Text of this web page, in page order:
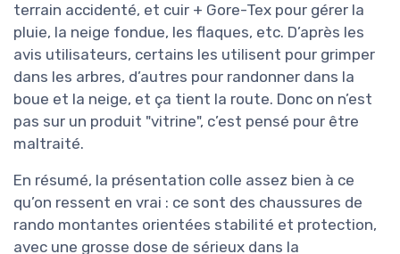
terrain accidenté, et cuir + Gore-Tex pour gérer la
pluie, la neige fondue, les flaques, etc. D’après les
avis utilisateurs, certains les utilisent pour grimper
dans les arbres, d’autres pour randonner dans la
boue et la neige, et ça tient la route. Donc on n’est
pas sur un produit "vitrine", c’est pensé pour être
maltraité.
En résumé, la présentation colle assez bien à ce
qu’on ressent en vrai : ce sont des chaussures de
rando montantes orientées stabilité et protection,
avec une grosse dose de sérieux dans la